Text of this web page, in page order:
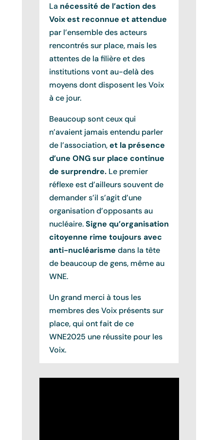
La nécessité de l’action des
Voix est reconnue et attendue
par l’ensemble des acteurs
rencontrés sur place, mais les
attentes de la filière et des
institutions vont au-delà des
moyens dont disposent les Voix
à ce jour.
Beaucoup sont ceux qui
n’avaient jamais entendu parler
de l’association,et la présence
d’une ONG sur place continue
de surprendre.Le premier
réflexe est d’ailleurs souvent de
demander s’il s’agit d’une
organisation d’opposants au
nucléaire.Signe qu’organisation
citoyenne rime toujours avec
anti-nucléarisme dans la tête
de beaucoup de gens, même au
WNE.
Un grand merci à tous les
membres des Voix présents sur
place, qui ont fait de ce
WNE2025 une réussite pour les
Voix.